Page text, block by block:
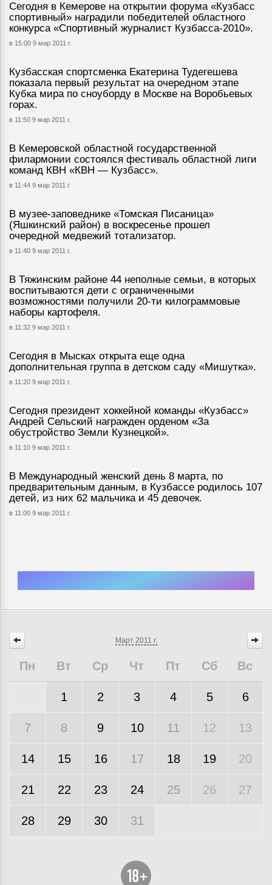
Сегодня в Кемерове на открытии форума «Кузбасс
спортивный» наградили победителей областного
конкурса «Спортивный журналист Кузбасса-2010».
в 15:00 9 мар 2011 г.
Кузбасская спортсменка Екатерина Тудегешева
показала первый результат на очередном этапе
Кубка мира по сноуборду в Москве на Воробьевых
горах.
в 11:50 9 мар 2011 г.
В Кемеровской областной государственной
филармонии состоялся фестиваль областной лиги
команд КВН «КВН — Кузбасс».
в 11:44 9 мар 2011 г.
В музее-заповеднике «Томская Писаница»
(Яшкинский район) в воскресенье прошел
очередной медвежий тотализатор.
в 11:40 9 мар 2011 г.
В Тяжинским районе 44 неполные семьи, в которых
воспитываются дети с ограниченными
возможностями получили 20-ти килограммовые
наборы картофеля.
в 11:32 9 мар 2011 г.
Сегодня в Мысках открыта еще одна
дополнительная группа в детском саду «Мишутка».
в 11:20 9 мар 2011 г.
Сегодня президент хоккейной команды «Кузбасс»
Андрей Сельский награжден орденом «За
обустройство Земли Кузнецкой».
в 11:10 9 мар 2011 г.
В Международный женский день 8 марта, по
предварительным данным, в Кузбассе родилось 107
детей, из них 62 мальчика и 45 девочек.
в 11:00 9 мар 2011 г.
Март 2011 г.
Пн Вт Ср Чт Пт Сб Вс
1 2 3 4 5 6
7 8 9 10 11 12 13
14 15 16 17 18 19 20
21 22 23 24 25 26 27
28 29 30 31